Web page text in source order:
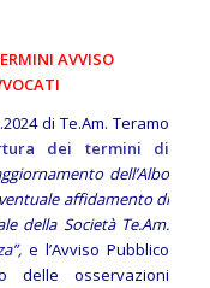
AVVISO
di Te.Am. Teramo
dei termini di
dell’Albo
affidamento di
della Società Te.Am.
e l’Avviso Pubblico
delle osservazioni